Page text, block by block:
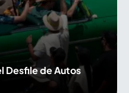
Desfile de Autos